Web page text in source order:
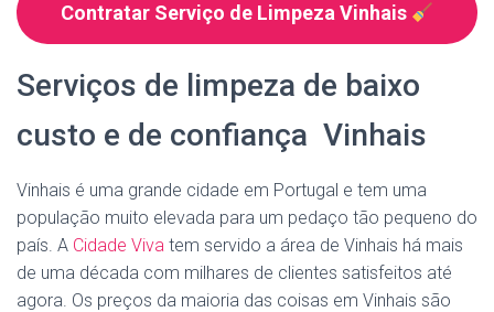
Contratar Serviço de Limpeza Vinhais
Serviços de limpeza de baixo
custo e de confiança Vinhais
Vinhais é uma grande cidade em Portugal e tem uma
população muito elevada para um pedaço tão pequeno do
país. A Cidade Viva tem servido a área de Vinhais há mais
de uma década com milhares de clientes satisfeitos até
agora. Os preços da maioria das coisas em Vinhais são